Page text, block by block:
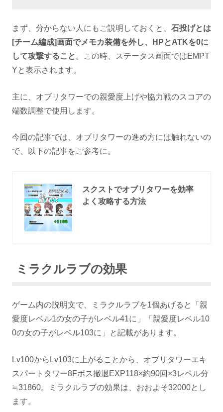
まず、分からない人にもご説明しておくと、 石投げとは
[チーム編成]画面でメモカ装備を外し、HPとATKを0に
して攻撃すること 。この時、ステータス画面ではEMPT
Yと表示されます。
主に、オブリタワーでの親愛度上げや協力戦のスコアの
端数調整で使用します。
今回の記事では、オブリタワーの進め方には触れないの
で、以下の記事をご参考に。
スクストでオブリタワーを効率
よく攻略する方法
ミラクルラブの効果
ゲーム内の説明文で、ミラクルラブを1個あげると「親
愛度レベル1の女の子がレベル41に」「親愛度レベル10
0の女の子がレベル103に」と記載があります。
Lv100からLv103に上がることから、オブリタワーエキ
スパートタワー8Fボス撤退EXP118×約90回×3レベル分
≒31860。ミラクルラブの効果は、おおよそ32000とし
ます。